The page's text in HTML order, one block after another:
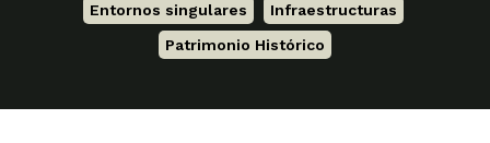
Entornos singulares Infraestructuras
Patrimonio Histórico